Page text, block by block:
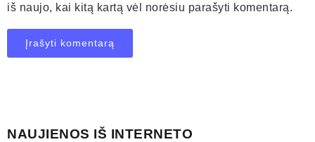
iš naujo, kai kitą kartą vėl norėsiu parašyti komentarą.
NAUJIENOS IŠ INTERNETO